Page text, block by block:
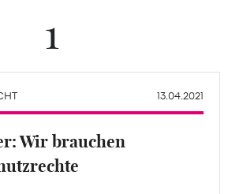
1
13.04.2021
Wir brauchen